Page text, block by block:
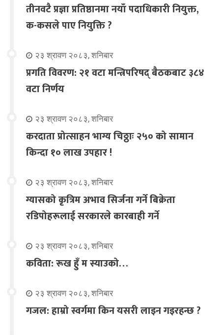
तीनवटै प्रज्ञा प्रतिष्ठानमा नयाँ पदाधिकारी नियुक्त,
क-कसले पाए नियुक्ति ?
२३ श्रावण २०८३, शनिबार
प्रगति विवरण: २१ वटा मन्त्रिपरिषद् बैठकबाट ३८४
वटा निर्णय
२३ श्रावण २०८३, शनिबार
करदाता प्रोत्साहन भाग्य चिठ्ठाः २५० को सामान
किन्दा १० लाख उपहार !
२३ श्रावण २०८३, शनिबार
ग्यासको कृत्रिम अभाव सिर्जना गर्ने बिक्रेता
रडिपोहरूलाई सरकारले कारबाही गर्ने
२३ श्रावण २०८३, शनिबार
कविता: रूख हुँ म स्याउको…
२३ श्रावण २०८३, शनिबार
गजल: हाम्रो स्वर्गमा किन यसरी लाइन गइरहन्छ ?